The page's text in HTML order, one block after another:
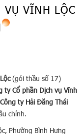
VỤ VĨNH LỘC
(gói thầu số 17)
ty Cổ phần Dịch vụ Vĩnh
Công ty Hải Đăng Thái
chính.
Phường Bình Hưng